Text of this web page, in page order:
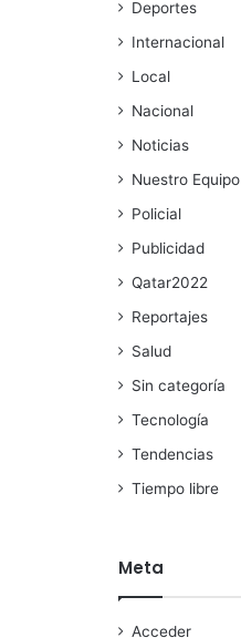
Deportes
Internacional
Local
Nacional
Noticias
Nuestro Equipo
Policial
Publicidad
Qatar2022
Reportajes
Salud
Sin categoría
Tecnología
Tendencias
Tiempo libre
Meta
Acceder